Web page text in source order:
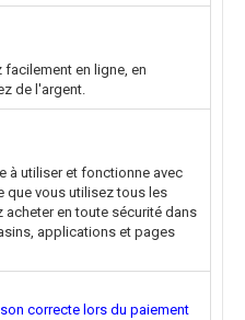
facilement en ligne, en
de l'argent.
à utiliser et fonctionne avec
que vous utilisez tous les
acheter en toute sécurité dans
applications et pages
correcte lors du paiement